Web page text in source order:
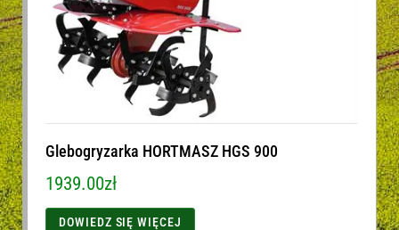
Glebogryzarka HORTMASZ HGS 900
1939.00zł
DOWIEDZ SIĘ WIĘCEJ